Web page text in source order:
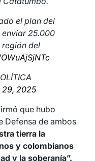
el plan del
25.000
del
29, 2025
que hubo
Defensa de ambos
tierra la
y colombianos
y la soberanía”.